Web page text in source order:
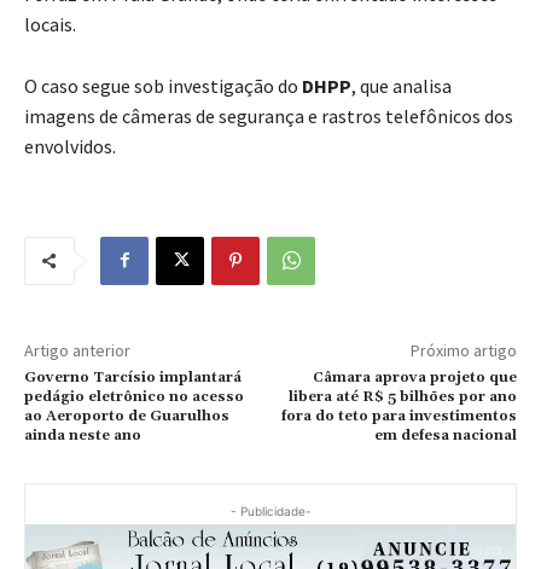
locais.
O caso segue sob investigação do DHPP, que analisa
imagens de câmeras de segurança e rastros telefônicos dos
envolvidos.
Artigo anterior
Governo Tarcísio implantará
pedágio eletrônico no acesso
ao Aeroporto de Guarulhos
ainda neste ano
Próximo artigo
Câmara aprova projeto que
libera até R$ 5 bilhões por ano
fora do teto para investimentos
em defesa nacional
- Publicidade-